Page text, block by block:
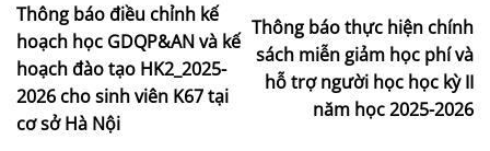
Thông báo điều chỉnh kế
hoạch học GDQP&AN và kế
hoạch đào tạo HK2_2025-
2026 cho sinh viên K67 tại
cơ sở Hà Nội
Thông báo thực hiện chính
sách miễn giảm học phí và
hỗ trợ người học học kỳ II
năm học 2025-2026